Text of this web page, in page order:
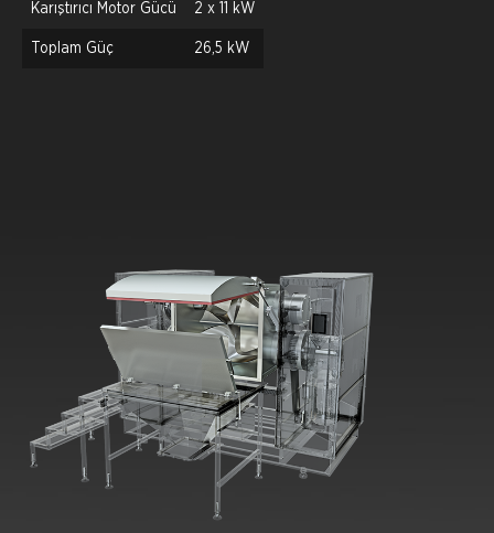
Karıştırıcı Motor Gücü 2 x 11 kW
Toplam Güç 26,5 kW